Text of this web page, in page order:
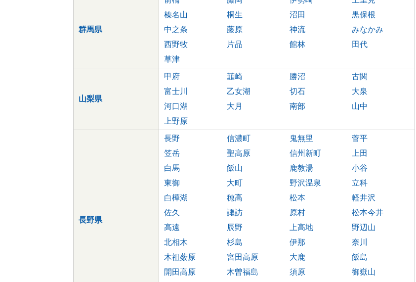
群馬県
榛名山
桐生 沼田
黒保根
中之条
藤原 神流
みなかみ
西野牧
片品 館林
田代
草津
山梨県
甲府 韮崎 勝沼
古関
富士川
乙女湖 切石
大泉
河口湖
大月 南部
山中
上野原
長野県
長野 信濃町 鬼無里
菅平
笠岳
聖高原 信州新町
上田
白馬
飯山 鹿教湯
小谷
東御
大町 野沢温泉
立科
白樺湖
穂高 松本
軽井沢
佐久
諏訪 原村
松本今井
高遠
辰野 上高地
野辺山
北相木
杉島 伊那
奈川
木祖薮原
宮田高原 大鹿
飯島
開田高原
木曽福島 須原
御嶽山